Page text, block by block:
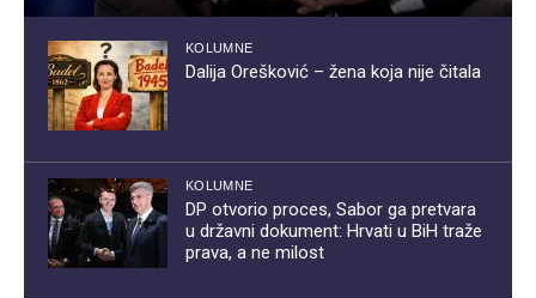
KOLUMNE
Dalija Orešković – žena koja nije čitala
KOLUMNE
DP otvorio proces, Sabor ga pretvara
u državni dokument: Hrvati u BiH traže
prava, a ne milost